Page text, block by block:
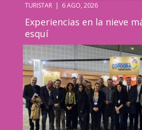
TURISTAR | 6 AGO, 2026
Experiencias en la nieve
esquí